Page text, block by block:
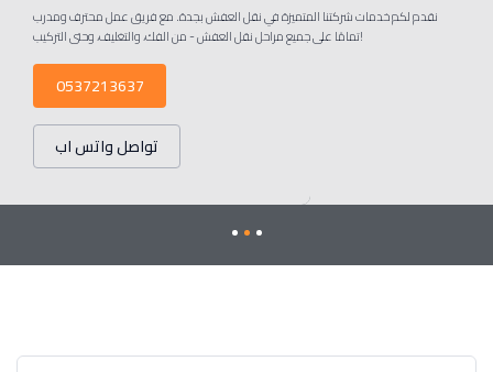
نقدم لكم خدمات شركتنا المتميزة في نقل العفش بجدة. مع فريق عمل محترف ومدرب
تمامًا على جميع مراحل نقل العفش - من الفك، والتغليف، وحتى التركيب!
0537213637
تواصل واتس اب